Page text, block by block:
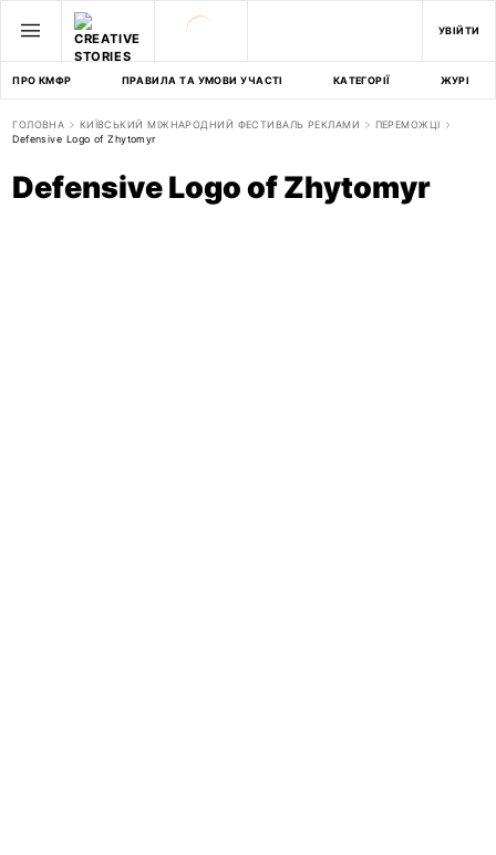
УВІЙТИ
ПРО КМФР ПРАВИЛА ТА УМОВИ УЧАСТІ КАТЕГОРІЇ ЖУРІ
ГОЛОВНА КИЇВСЬКИЙ МІЖНАРОДНИЙ ФЕСТИВАЛЬ РЕКЛАМИ
ПЕРЕМОЖЦІ
Defensive Logo of Zhytomyr
Defensive Logo of Zhytomyr